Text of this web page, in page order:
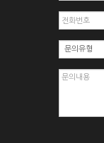
7. 회사의 정보
8. 기타 회사가
제5조 (서비스
② 시스템 점검,
스가 불가능할